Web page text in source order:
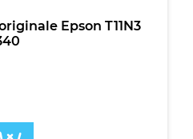
Epson T11N3